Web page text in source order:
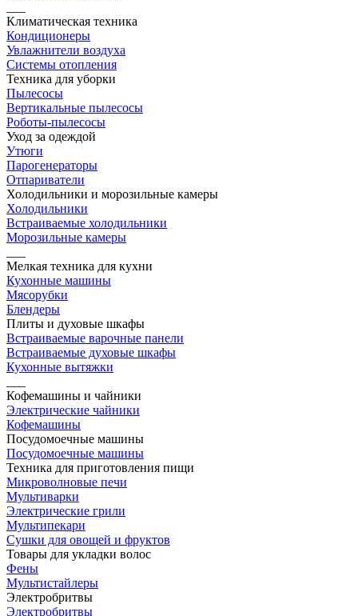
Климатическая техника
Кондиционеры
Увлажнители воздуха
Системы отопления
Техника для уборки
Пылесосы
Вертикальные пылесосы
Роботы-пылесосы
Уход за одеждой
Утюги
Парогенераторы
Отпариватели
Холодильники и морозильные камеры
Холодильники
Встраиваемые холодильники
Морозильные камеры
Мелкая техника для кухни
Кухонные машины
Мясорубки
Блендеры
Плиты и духовые шкафы
Встраиваемые варочные панели
Встраиваемые духовые шкафы
Кухонные вытяжки
Кофемашины и чайники
Электрические чайники
Кофемашины
Посудомоечные машины
Посудомоечные машины
Техника для приготовления пищи
Микроволновые печи
Мультиварки
Электрические грили
Мультипекари
Сушки для овощей и фруктов
Товары для укладки волос
Фены
Мультистайлеры
Электробритвы
Электробритвы